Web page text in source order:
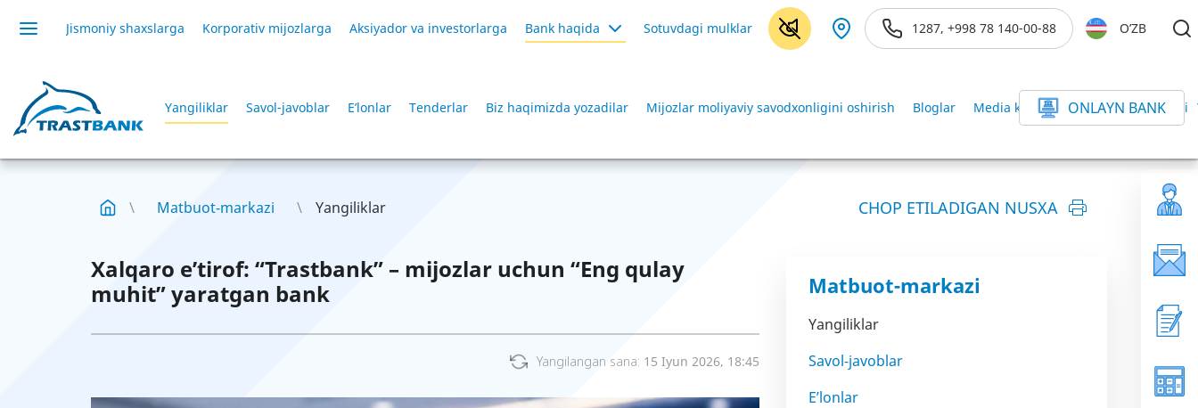
Jismoniy shaxslarga Korporativ mijozlarga Aksiyador va investorlarga Bank haqida Sotuvdagi mulklar 1287, +998 78 140-00-88 O’ZB
Yangiliklar Savol-javoblar E’lonlar Tenderlar Biz haqimizda yozadilar Mijozlar moliyaviy savodxonligini oshirish Bloglar Media kutubxona Axborot xizmati
ONLAYN BANK
Matbuot-markazi Yangiliklar CHOP ETILADIGAN NUSXA
Xalqaro e’tirof: “Trastbank” – mijozlar uchun “Eng qulay
muhit” yaratgan bank
Yangilangan sana: 15 Iyun 2026, 18:45
Matbuot-markazi
Yangiliklar
Savol-javoblar
E’lonlar